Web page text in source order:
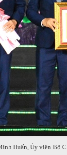
Huấn, Ủy viên Bộ